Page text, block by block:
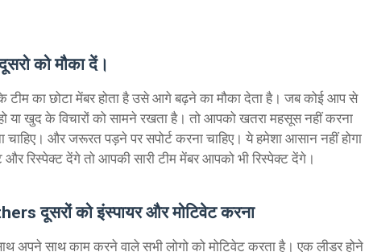
को मौका दें।
का छोटा मेंबर होता है उसे आगे बढ़ने का मौका देता है। जब कोई आप से
या खुद के विचारों को सामने रखता है। तो आपको खतरा महसूस नहीं करना
और जरूरत पड़ने पर सपोर्ट करना चाहिए। ये हमेशा आसान नहीं होगा
रिस्पेक्ट देंगे तो आपकी सारी टीम मेंबर आपको भी रिस्पेक्ट देंगे।
दूसरों को इंस्पायर और मोटिवेट करना
अपने साथ काम करने वाले सभी लोगो को मोटिवेट करता है। एक लीडर होने